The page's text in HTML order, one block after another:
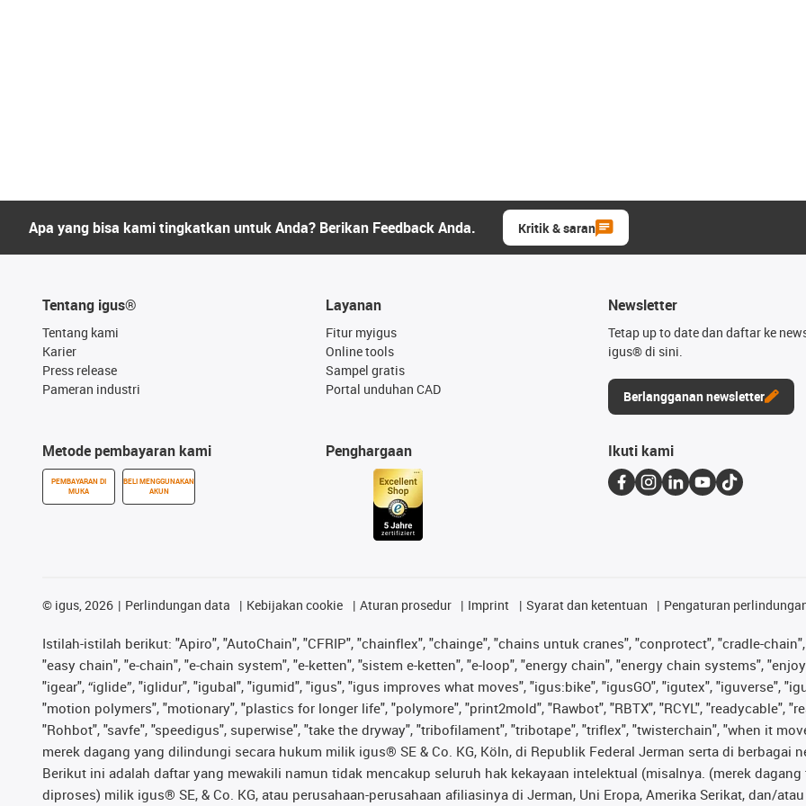
Apa yang bisa kami tingkatkan untuk Anda? Berikan Feedback Anda. Kritik & saran
Tentang igus®
Tentang kami
Karier
Press release
Pameran industri
Metode pembayaran kami
PEMBAYARAN DI
MUKA
BELI MENGGUNAKAN
AKUN
Layanan
Fitur myigus
Online tools
Sampel gratis
Portal unduhan CAD
Penghargaan
Newsletter
Tetap up to date dan daftar ke
igus® di sini.
Berlangganan newsletter
Ikuti kami
© igus, 2026 Perlindungan data Kebijakan cookie Aturan prosedur Imprint Syarat dan ketentuan Pengaturan
Istilah-istilah berikut: "Apiro", "AutoChain", "CFRIP", "chainflex", "chainge", "chains untuk cranes", "conprotect", "cradle-
"easy chain", "e-chain", "e-chain system", "e-ketten", "sistem e-ketten", "e-loop", "energy chain", "energy chain systems",
"igear", “iglide”, "iglidur", "igubal", "igumid", "igus", "igus improves what moves", "igus:bike", "igusGO", "igutex", "iguverse",
"motion polymers", "motionary", "plastics for longer life", "polymore", "print2mold", "Rawbot", "RBTX", "RCYL", "readycable",
"Rohbot", "savfe", "speedigus", superwise", "take the dryway", "tribofilament", "tribotape", "triflex", "twisterchain", "when it
merek dagang yang dilindungi secara hukum milik igus® SE & Co. KG, Köln, di Republik Federal Jerman serta di
Berikut ini adalah daftar yang mewakili namun tidak mencakup seluruh hak kekayaan intelektual (misalnya. (merek
diproses) milik igus® SE, & Co. KG, atau perusahaan-perusahaan afiliasinya di Jerman, Uni Eropa, Amerika Serikat, dan/